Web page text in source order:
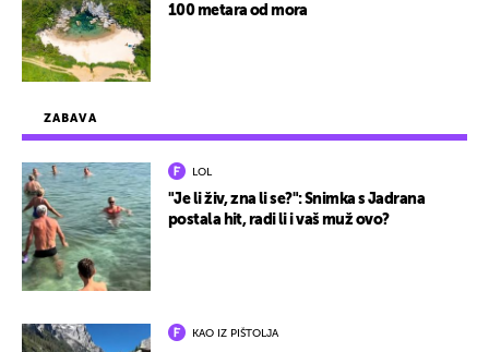
ZABAVA
LOL
"Je li živ, zna li se?": Snimka s Jadrana
postala hit, radi li i vaš muž ovo?
KAO IZ PIŠTOLJA
100 metara od mora